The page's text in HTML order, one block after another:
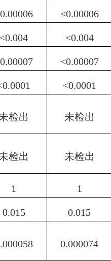
<0.00006
<0.004 <0.004
<0.00007
<0.0001
检出 未检出
检出 未检出
1 1
0.015 0.015
058 0.000074